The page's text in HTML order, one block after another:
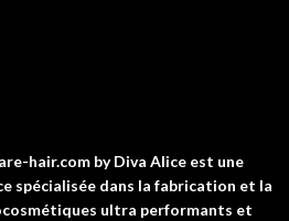
hair.com by Diva Alice est une
spécialisée dans la fabrication et la
ultra performants et